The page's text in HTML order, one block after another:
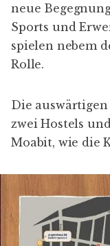
neue
Sports und
spielen nebem
Rolle.
Die
zwei Hostels
Moabit, wie die